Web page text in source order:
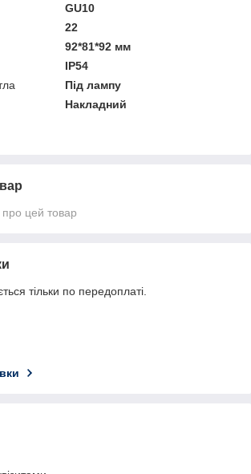
GU10
22
92*81*92 мм
IP54
Під лампу
Накладний
про цей товар
тільки по передоплаті.